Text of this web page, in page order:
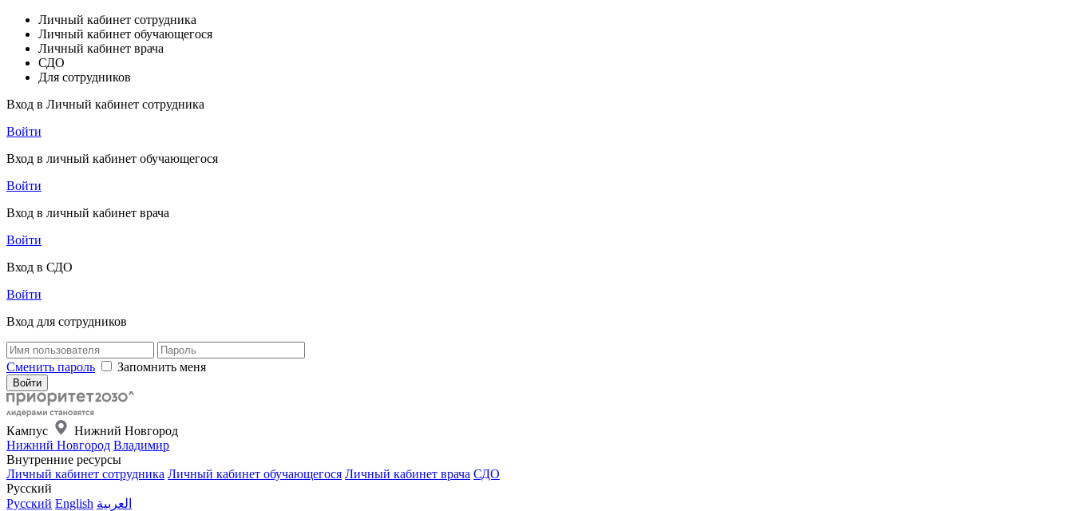
Личный кабинет сотрудника
Личный кабинет обучающегося
Личный кабинет врача
СДО
Для сотрудников
Вход в Личный кабинет сотрудника
Войти
Вход в личный кабинет обучающегося
Войти
Вход в личный кабинет врача
Войти
Вход в СДО
Войти
Вход для сотрудников
Сменить пароль Запомнить меня
Кампус
Нижний Новгород
Нижний Новгород Владимир
Внутренние ресурсы
Личный кабинет сотрудника Личный кабинет обучающегося Личный кабинет врача СДО
Русский
Русский English العربية